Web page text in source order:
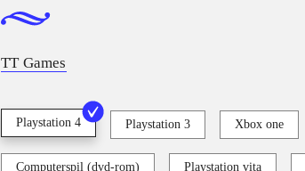
TT Games
Playstation 4 Playstation 3 Xbox one
Computerspil (dvd-rom) Playstation vita